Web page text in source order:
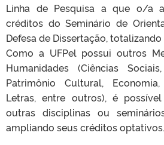
Linha de Pesquisa a que o/a
créditos do Seminário de
Defesa de Dissertação,
Como a UFPel possui outros
Humanidades (Ciências
Patrimônio Cultural,
Letras, entre outros), é
outras disciplinas ou
ampliando seus créditos optativos.